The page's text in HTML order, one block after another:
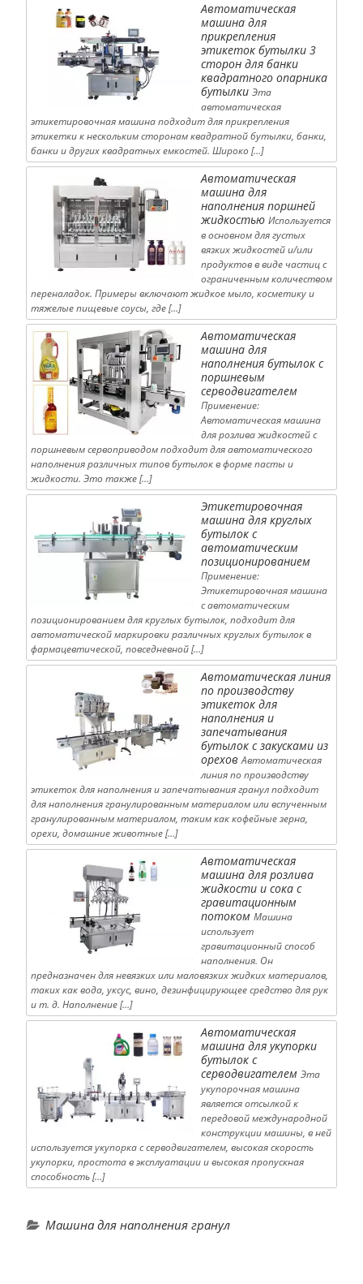
Автоматическая
машина для
прикрепления
этикеток бутылки 3
сторон для банки
квадратного опарника
бутылки Эта
автоматическая
этикетировочная машина подходит для прикрепления
этикетки к нескольким сторонам квадратной бутылки, банки,
банки и других квадратных емкостей. Широко […]
Автоматическая
машина для
наполнения поршней
жидкостью Используется
в основном для густых
вязких жидкостей и/или
продуктов в виде частиц с
ограниченным количеством
переналадок. Примеры включают жидкое мыло, косметику и
тяжелые пищевые соусы, где […]
Автоматическая
машина для
наполнения бутылок с
поршневым
серводвигателем
Применение:
Автоматическая машина
для розлива жидкостей с
поршневым сервоприводом подходит для автоматического
наполнения различных типов бутылок в форме пасты и
жидкости. Это также […]
Этикетировочная
машина для круглых
бутылок с
автоматическим
позиционированием
Применение:
Этикетировочная машина
с автоматическим
позиционированием для круглых бутылок, подходит для
автоматической маркировки различных круглых бутылок в
фармацевтической, повседневной […]
Автоматическая линия
по производству
этикеток для
наполнения и
запечатывания
бутылок с закусками из
орехов Автоматическая
линия по производству
этикеток для наполнения и запечатывания гранул подходит
для наполнения гранулированным материалом или вспученным
гранулированным материалом, таким как кофейные зерна,
орехи, домашние животные […]
Автоматическая
машина для розлива
жидкости и сока с
гравитационным
потоком Машина
использует
гравитационный способ
наполнения. Он
предназначен для невязких или маловязких жидких материалов,
таких как вода, уксус, вино, дезинфицирующее средство для рук
и т. д. Наполнение […]
Автоматическая
машина для укупорки
бутылок с
серводвигателем Эта
укупорочная машина
является отсылкой к
передовой международной
конструкции машины, в ней
используется укупорка с серводвигателем, высокая скорость
укупорки, простота в эксплуатации и высокая пропускная
способность […]
Машина для наполнения гранул